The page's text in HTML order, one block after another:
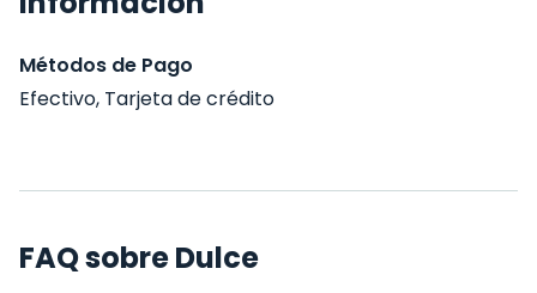
Métodos de Pago
Efectivo, Tarjeta de crédito
FAQ sobre Dulce